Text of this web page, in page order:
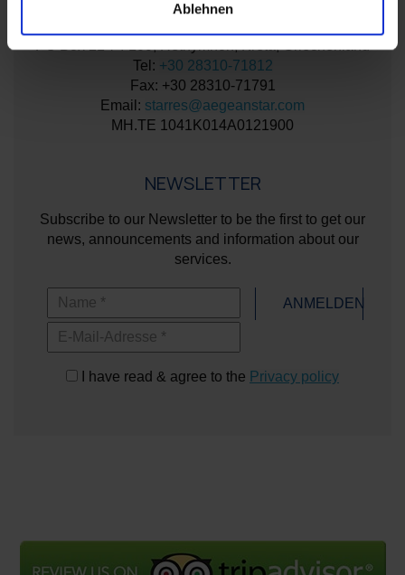
Ablehnen
KONTAKTINFORMATION
PO Box 21 74 100, Rethymnon, Kreta, Griechenland
Tel: +30 28310-71812
Fax: +30 28310-71791
Email: starres@aegeanstar.com
ΜΗ.ΤΕ 1041K014A0121900
NEWSLETTER
Subscribe to our Newsletter to be the first to get our
news, announcements and information about our
services.
Name
E-Mail-Adresse
ANMELDEN
I have read & agree to the Privacy policy